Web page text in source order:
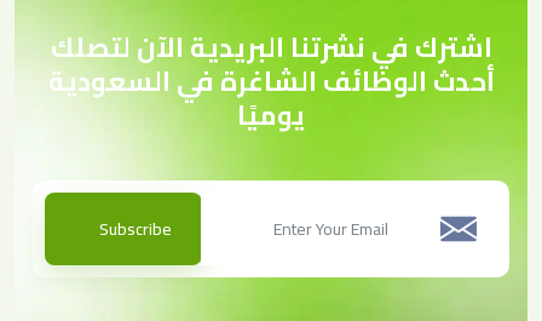
اشترك في نشرتنا البريدية الآن لتصلك
أحدث الوظائف الشاغرة في السعودية
يوميًا
Subscribe